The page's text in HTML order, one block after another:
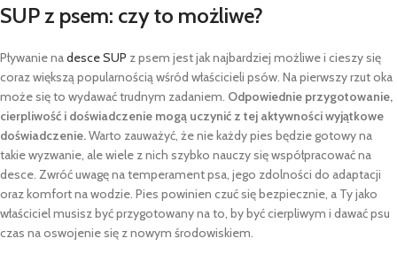
SUP z psem: czy to możliwe?
Pływanie nadesce SUP z psem jest jak najbardziej możliwe i cieszy się
coraz większą popularnością wśród właścicieli psów. Na pierwszy rzut oka
może się to wydawać trudnym zadaniem. Odpowiednie przygotowanie,
cierpliwość i doświadczenie mogą uczynić z tej aktywności wyjątkowe
doświadczenie.Warto zauważyć, że nie każdy pies będzie gotowy na
takie wyzwanie, ale wiele z nich szybko nauczy się współpracować na
desce. Zwróć uwagę na temperament psa, jego zdolności do adaptacji
oraz komfort na wodzie. Pies powinien czuć się bezpiecznie, a Ty jako
właściciel musisz być przygotowany na to, by być cierpliwym i dawać psu
czas na oswojenie się z nowym środowiskiem.